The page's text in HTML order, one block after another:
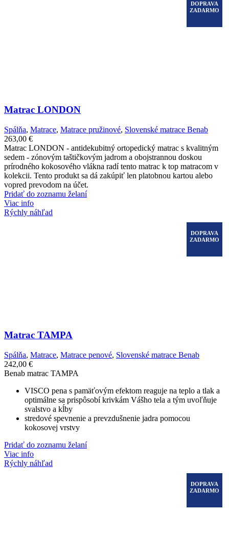
DOPRAVA
ZADARMO
Matrac LONDON
Spálňa, Matrace, Matrace pružinové, Slovenské matrace Benab
263,00 €
Matrac LONDON - antidekubitný ortopedický matrac s kvalitným
sedem - zónovým taštičkovým jadrom a obojstrannou doskou
prírodného kokosového vlákna radí tento matrac k top matracom v
kolekcii. Tento produkt sa dá zakúpiť len platobnou kartou alebo
vopred prevodom na účet.
Pridať do zoznamu želaní
Viac info
Rýchly náhľad
DOPRAVA
ZADARMO
Matrac TAMPA
Spálňa, Matrace, Matrace penové, Slovenské matrace Benab
242,00 €
Benab matrac TAMPA
VISCO pena s pamäťovým efektom reaguje na teplo a tlak a
optimálne sa prispôsobí krivkám Vášho tela a tým uvoľňuje
svalstvo a kĺby
stredové spevnenie a prevzdušnenie jadra pomocou
kokosovej vrstvy
Pridať do zoznamu želaní
Viac info
Rýchly náhľad
DOPRAVA
ZADARMO